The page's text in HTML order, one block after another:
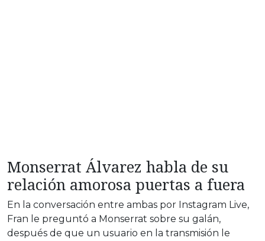
Monserrat Álvarez habla de su
relación amorosa puertas a fuera
En la conversación entre ambas por Instagram Live,
Fran le preguntó a Monserrat sobre su galán,
después de que un usuario en la transmisión le